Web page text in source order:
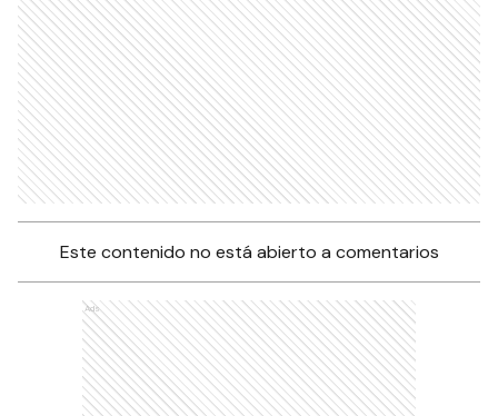
Este contenido no está abierto a comentarios
Ads